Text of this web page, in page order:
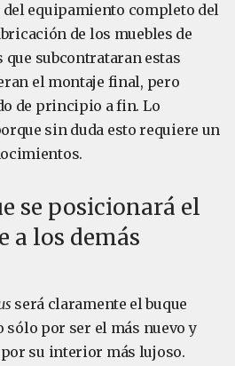
del equipamiento completo del
de los muebles de
que subcontrataran estas
el montaje final, pero
de principio a fin. Lo
sin duda esto requiere un
se posicionará el
a los demás
será claramente el buque
por ser el más nuevo y
su interior más lujoso.